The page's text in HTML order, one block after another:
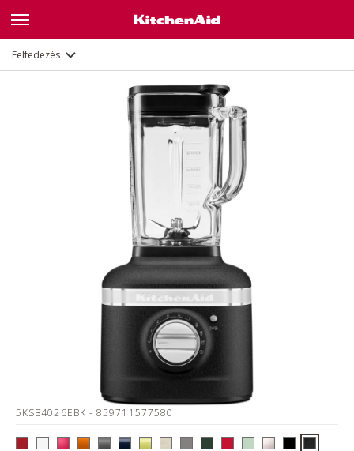
Felfedezés
5KSB4026EBK - 859711577580